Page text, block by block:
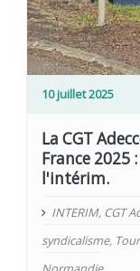
10 juillet 2025
La CGT
France 2025
l'intérim.
INTERIM, CGT
syndicalisme,